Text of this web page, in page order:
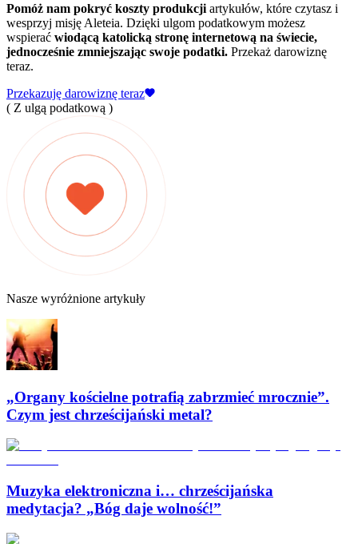
Pomóż nam pokryć koszty produkcji artykułów, które czytasz i
wesprzyj misję Aleteia. Dzięki ulgom podatkowym możesz
wspierać wiodącą katolicką stronę internetową na świecie,
jednocześnie zmniejszając swoje podatki. Przekaż darowiznę
teraz.
Przekazuję darowiznę teraz
( Z ulgą podatkową )
Nasze wyróżnione artykuły
„Organy kościelne potrafią zabrzmieć mrocznie”.
Czym jest chrześcijański metal?
Muzyka elektroniczna i… chrześcijańska
medytacja? „Bóg daje wolność!”